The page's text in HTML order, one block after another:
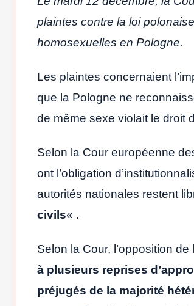
plaintes contre la loi
homosexuelles en Pologne.
Les plaintes concernaient
que la Pologne ne
de même sexe violait le droit
Selon la Cour européenne
ont l’obligation
autorités nationales restent
civils« .
Selon la Cour, l’opposition
à plusieurs reprises
préjugés de la majorité